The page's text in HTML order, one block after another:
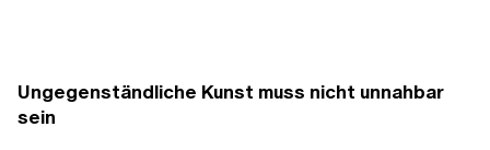
Ungegenständliche Kunst muss nicht unnahbar
sein